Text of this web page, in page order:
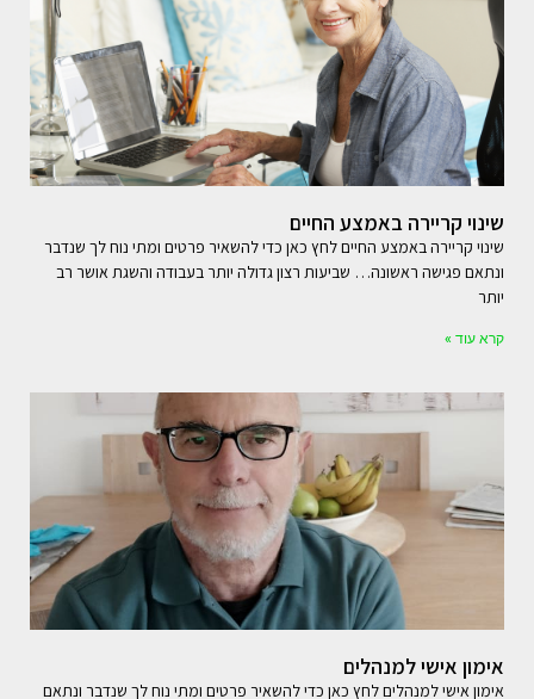
שינוי קריירה באמצע החיים
שינוי קריירה באמצע החיים לחץ כאן כדי להשאיר פרטים ומתי נוח לך שנדבר
ונתאם פגישה ראשונה… שביעות רצון גדולה יותר בעבודה והשגת אושר רב
יותר
קרא עוד »
אימון אישי למנהלים
אימון אישי למנהלים לחץ כאן כדי להשאיר פרטים ומתי נוח לך שנדבר ונתאם